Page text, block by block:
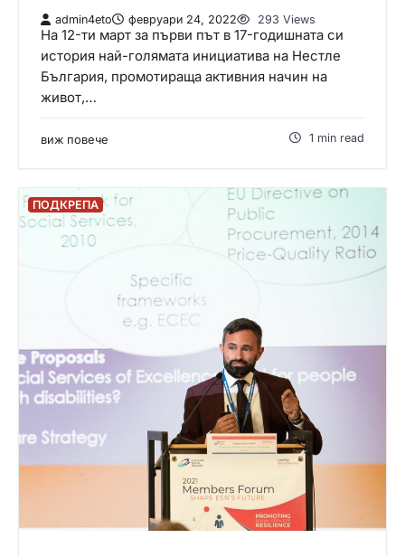
admin4eto февруари 24, 2022 293 Views
На 12-ти март за първи път в 17-годишната си
история най-голямата инициатива на Нестле
България, промотираща активния начин на
живот,…
виж повече 1 min read
ПОДКРЕПА